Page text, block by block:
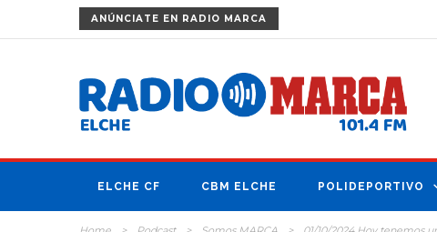
ANÚNCIATE EN RADIO MARCA
ELCHE CF CBM ELCHE POLIDEPORTIVO